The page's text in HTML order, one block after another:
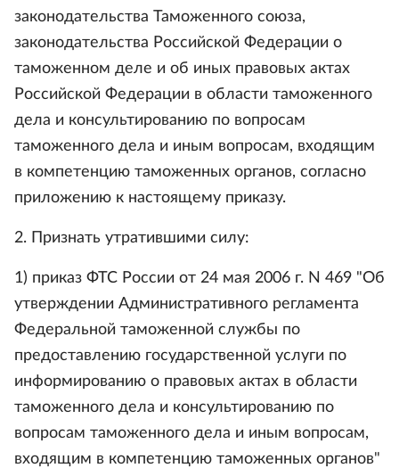
законодательства Таможенного союза,
законодательства Российской Федерации о
таможенном деле и об иных правовых актах
Российской Федерации в области таможенного
дела и консультированию по вопросам
таможенного дела и иным вопросам, входящим
в компетенцию таможенных органов, согласно
приложению к настоящему приказу.
2. Признать утратившими силу:
1) приказ ФТС России от 24 мая 2006 г. N 469 "Об
утверждении Административного регламента
Федеральной таможенной службы по
предоставлению государственной услуги по
информированию о правовых актах в области
таможенного дела и консультированию по
вопросам таможенного дела и иным вопросам,
входящим в компетенцию таможенных органов"